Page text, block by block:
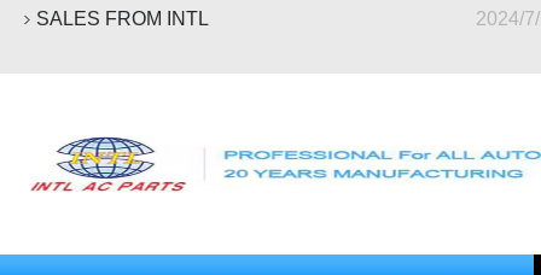
SALES FROM INTL 2024/